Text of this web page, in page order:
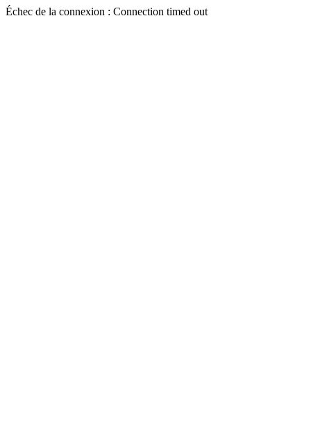
Échec de la connexion : Connection timed out